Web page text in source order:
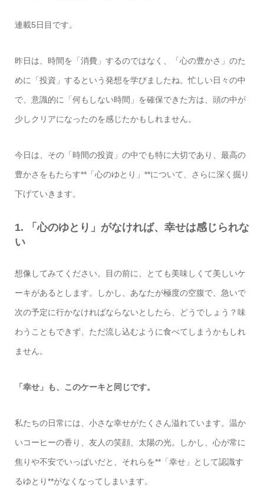
連載5日目です。
昨日は、時間を「消費」するのではなく、「心の豊かさ」のた
めに「投資」するという発想を学びましたね。忙しい日々の中
で、意識的に「何もしない時間」を確保できた方は、頭の中が
少しクリアになったのを感じたかもしれません。
今日は、その「時間の投資」の中でも特に大切であり、最高の
豊かさをもたらす**「心のゆとり」**について、さらに深く掘り
下げていきます。
1. 「心のゆとり」がなければ、幸せは感じられな
い
想像してみてください。目の前に、とても美味しくて美しいケ
ーキがあるとします。しかし、あなたが極度の空腹で、急いで
次の予定に行かなければならないとしたら、どうでしょう？味
わうこともできず、ただ流し込むように食べてしまうかもしれ
ません。
「幸せ」も、このケーキと同じです。
私たちの日常には、小さな幸せがたくさん溢れています。温か
いコーヒーの香り、友人の笑顔、太陽の光。しかし、心が常に
焦りや不安でいっぱいだと、それらを**「幸せ」として認識す
るゆとり**がなくなってしまいます。